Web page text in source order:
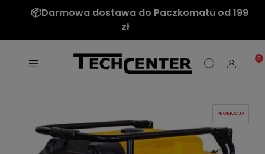
📦Darmowa dostawa do Paczkomatu od 199
zł
PROMOCJA